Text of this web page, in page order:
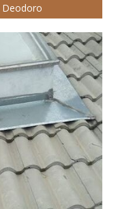
Deodoro